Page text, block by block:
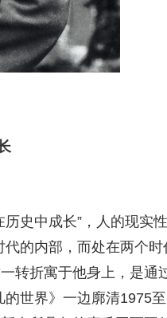
史中成长”，人的现实
的内部，而处在两个时
转折寓于他身上，是通
世界》一边廓清1975